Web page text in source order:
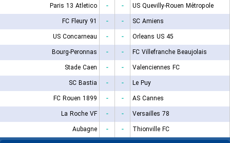
Paris 13 Atletico
- -
US Quevilly-Rouen Métropole
FC Fleury 91
- -
SC Amiens
US Concarneau
- -
Orleans US 45
Bourg-Peronnas
- -
FC Villefranche Beaujolais
Stade Caen
- -
Valenciennes FC
SC Bastia
- -
Le Puy
FC Rouen 1899
- -
AS Cannes
La Roche VF
- -
Versailles 78
Aubagne
- -
Thionville FC